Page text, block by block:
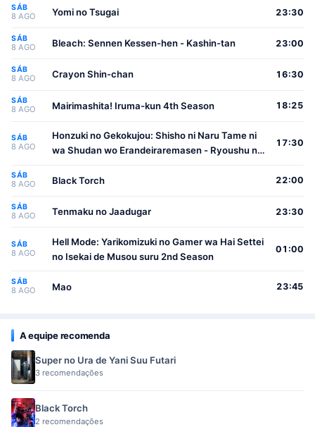
SÁB
8 AGO Yomi no Tsugai 23:30
SÁB
8 AGO Bleach: Sennen Kessen-hen - Kashin-tan 23:00
SÁB
8 AGO Crayon Shin-chan 16:30
SÁB
8 AGO Mairimashita! Iruma-kun 4th Season 18:25
SÁB
8 AGO
Honzuki no Gekokujou: Shisho ni Naru Tame ni
wa Shudan wo Erandeiraremasen - Ryoushu no
17:30
SÁB
8 AGO Black Torch 22:00
SÁB
8 AGO Tenmaku no Jaadugar 23:30
SÁB
8 AGO
Hell Mode: Yarikomizuki no Gamer wa Hai Settei
no Isekai de Musou suru 2nd Season
01:00
SÁB
8 AGO Mao 23:45
A equipe recomenda
Super no Ura de Yani Suu Futari
3 recomendações
Black Torch
2 recomendações